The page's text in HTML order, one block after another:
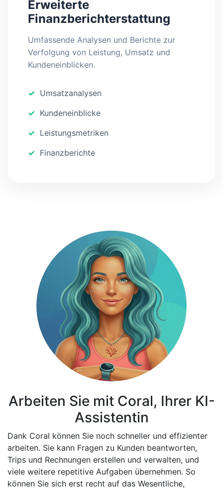
Erweiterte
Finanzberichterstattung
Umfassende Analysen und Berichte zur
Verfolgung von Leistung, Umsatz und
Kundeneinblicken.
Umsatzanalysen
Kundeneinblicke
Leistungsmetriken
Finanzberichte
Arbeiten Sie mit Coral, Ihrer KI-
Assistentin
Dank Coral können Sie noch schneller und effizienter
arbeiten. Sie kann Fragen zu Kunden beantworten,
Trips und Rechnungen erstellen und verwalten, und
viele weitere repetitive Aufgaben übernehmen. So
können Sie sich erst recht auf das Wesentliche,